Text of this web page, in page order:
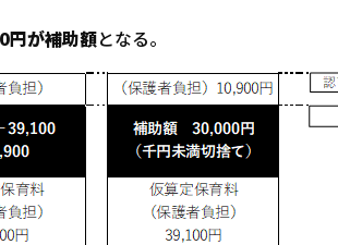
が補助額となる。